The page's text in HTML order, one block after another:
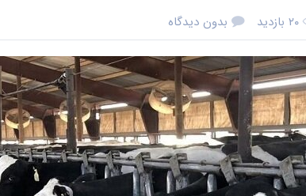
۲۰ بازدید بدون دیدگاه